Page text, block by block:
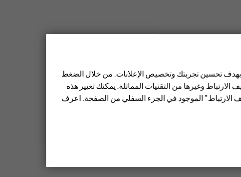
بهدف تحسين تجربتك وتخصيص الإعلانات. من خلال الضغط
وغيرها من التقنيات المماثلة. يمكنك تغيير هذه
الارتباط" الموجود في الجزء السفلي من الصفحة. اعرف